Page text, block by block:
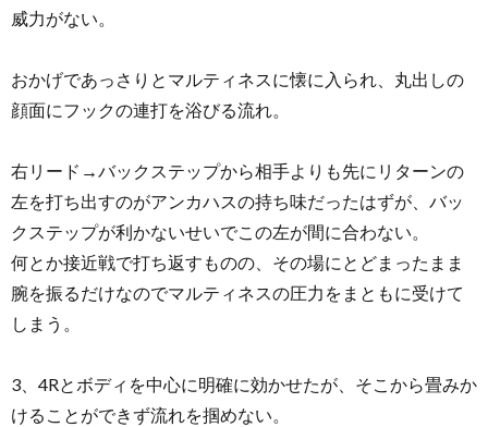
威力がない。
おかげであっさりとマルティネスに懐に入られ、丸出しの
顔面にフックの連打を浴びる流れ。
右リード→バックステップから相手よりも先にリターンの
左を打ち出すのがアンカハスの持ち味だったはずが、バッ
クステップが利かないせいでこの左が間に合わない。
何とか接近戦で打ち返すものの、その場にとどまったまま
腕を振るだけなのでマルティネスの圧力をまともに受けて
しまう。
3、4Rとボディを中心に明確に効かせたが、そこから畳みか
けることができず流れを掴めない。